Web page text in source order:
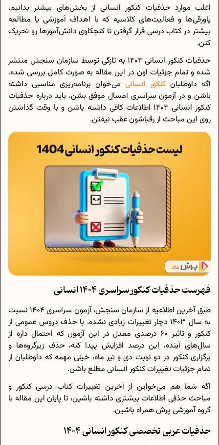
اغلب موارد حذفیات کنکور انسانی از بخش‌های بیشتر بدانیم،
پاورقی‌ها و فعالیت‌های کلاسیه که با اهداف آموزشی یا مطالعه
بیشتر در کتاب درسی قرار گرفتن تا کنجکاوی دانش‌آموزها رو تحریک
کنن.
حذفیات کنکور انسانی 1404 به تازگی توسط سازمان سنجش منتشر
شده و تمام جزئیات اون در این مقاله به صورت کامل بررسی شده.
اگه داوطلبان کنکور انسانی می‌خوان برنامه‌ریزی مناسبی داشته
باشن و در آزمون سراسری امسال موفق بشن، باید درباره حذفیات
کنکور انسانی 1404 اطلاعات کافی داشته باشن و با وقت گذاشتن
روی این مباحث از رقباشون عقب نیفتن.
فهرست حذفیات کنکور سراسری 1404 انسانی
طبق آخرین اطلاعیه از سازمان سنجش، آزمون سراسری 1404 نسبت
به سال 1403 دچار تغییرات زیادی نشده. با حذف دروس عمومی از
کنکور و تاثیر 60 درصدی معدل در این آزمون که احتمال داره از
سال‌های آینده، این درصد افزایش پیدا کنه، حذف زیرگروه‌ها و
برگزاری کنکور در دو نوبت دی و تیر ماه، خیلی مهمه که داوطلبان از
تمام جزئیات تغییرات کنکور انسانی مطلع باشن.
اگه شما هم می‌خواین از آخرین تغییرات کتاب درسی کنکور و
مباحث حذفی اطلاعات بیشتری داشته باشین، تا پایان این مقاله با
گروه آموزشی پرش همراه باشین.
حذفیات عربی تخصصی کنکور انسانی 1404